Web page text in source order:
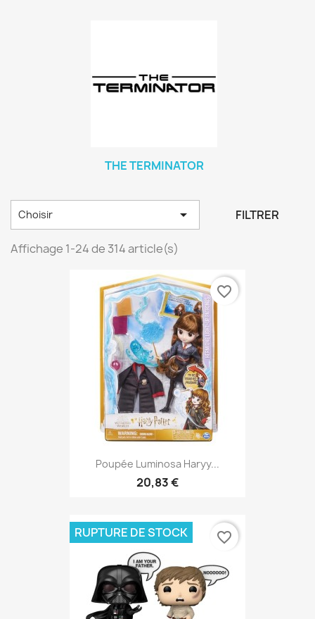
THE TERMINATOR
Choisir  FILTRER
Affichage 1-24 de 314 article(s)
Poupée Luminosa Haryy...
20,83 €
favorite_border
RUPTURE DE STOCK favorite_border